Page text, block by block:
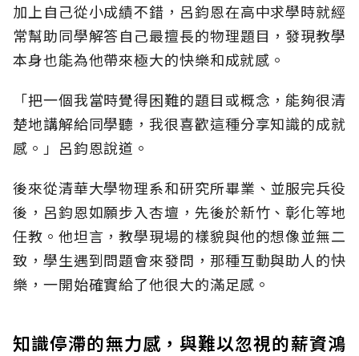
加上自己從小成績不錯，呂鈞恩在高中求學時就經
常幫助同學解答自己最擅長的物理題目，發現教學
本身也能為他帶來極大的快樂和成就感。
「把一個我當時覺得困難的題目或概念，能夠很清
楚地講解給同學聽，我很喜歡這種分享知識的成就
感。」呂鈞恩說道。
後來從清華大學物理系和研究所畢業、並服完兵役
後，呂鈞恩如願步入杏壇，先後於新竹、彰化等地
任教。他坦言，教學現場的樣貌與他的想像並無二
致，學生遇到問題會來發問，那種互動與助人的快
樂，一開始確實給了他很大的滿足感。
知識停滯的無力感，與難以忽視的薪資鴻